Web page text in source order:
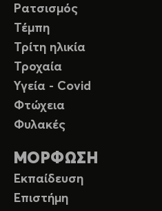
Ρατσισμός
Τέμπη
Τρίτη ηλικία
Τροχαία
Υγεία - Covid
Φτώχεια
Φυλακές
ΜΟΡΦΩΣΗ
Εκπαίδευση
Επιστήμη